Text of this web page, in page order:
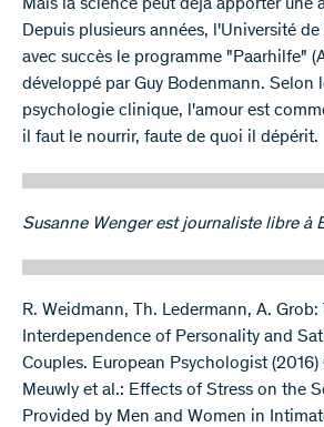
Mais la science peut déjà apporter une
Depuis plusieurs années, l'Université
avec succès le programme "Paarhilfe"
développé par Guy Bodenmann. Selon
psychologie clinique, l'amour est
il faut le nourrir, faute de quoi il dépérit.
Susanne Wenger est journaliste libre à
R. Weidmann, Th. Ledermann, A. Grob:
Interdependence of Personality and
Couples. European Psychologist (2016)
Meuwly et al.: Effects of Stress on the
Provided by Men and Women in